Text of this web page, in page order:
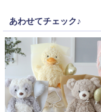
あわせてチェック♪